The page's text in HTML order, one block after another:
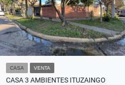
CASA VENTA
CASA 3 AMBIENTES ITUZAINGO